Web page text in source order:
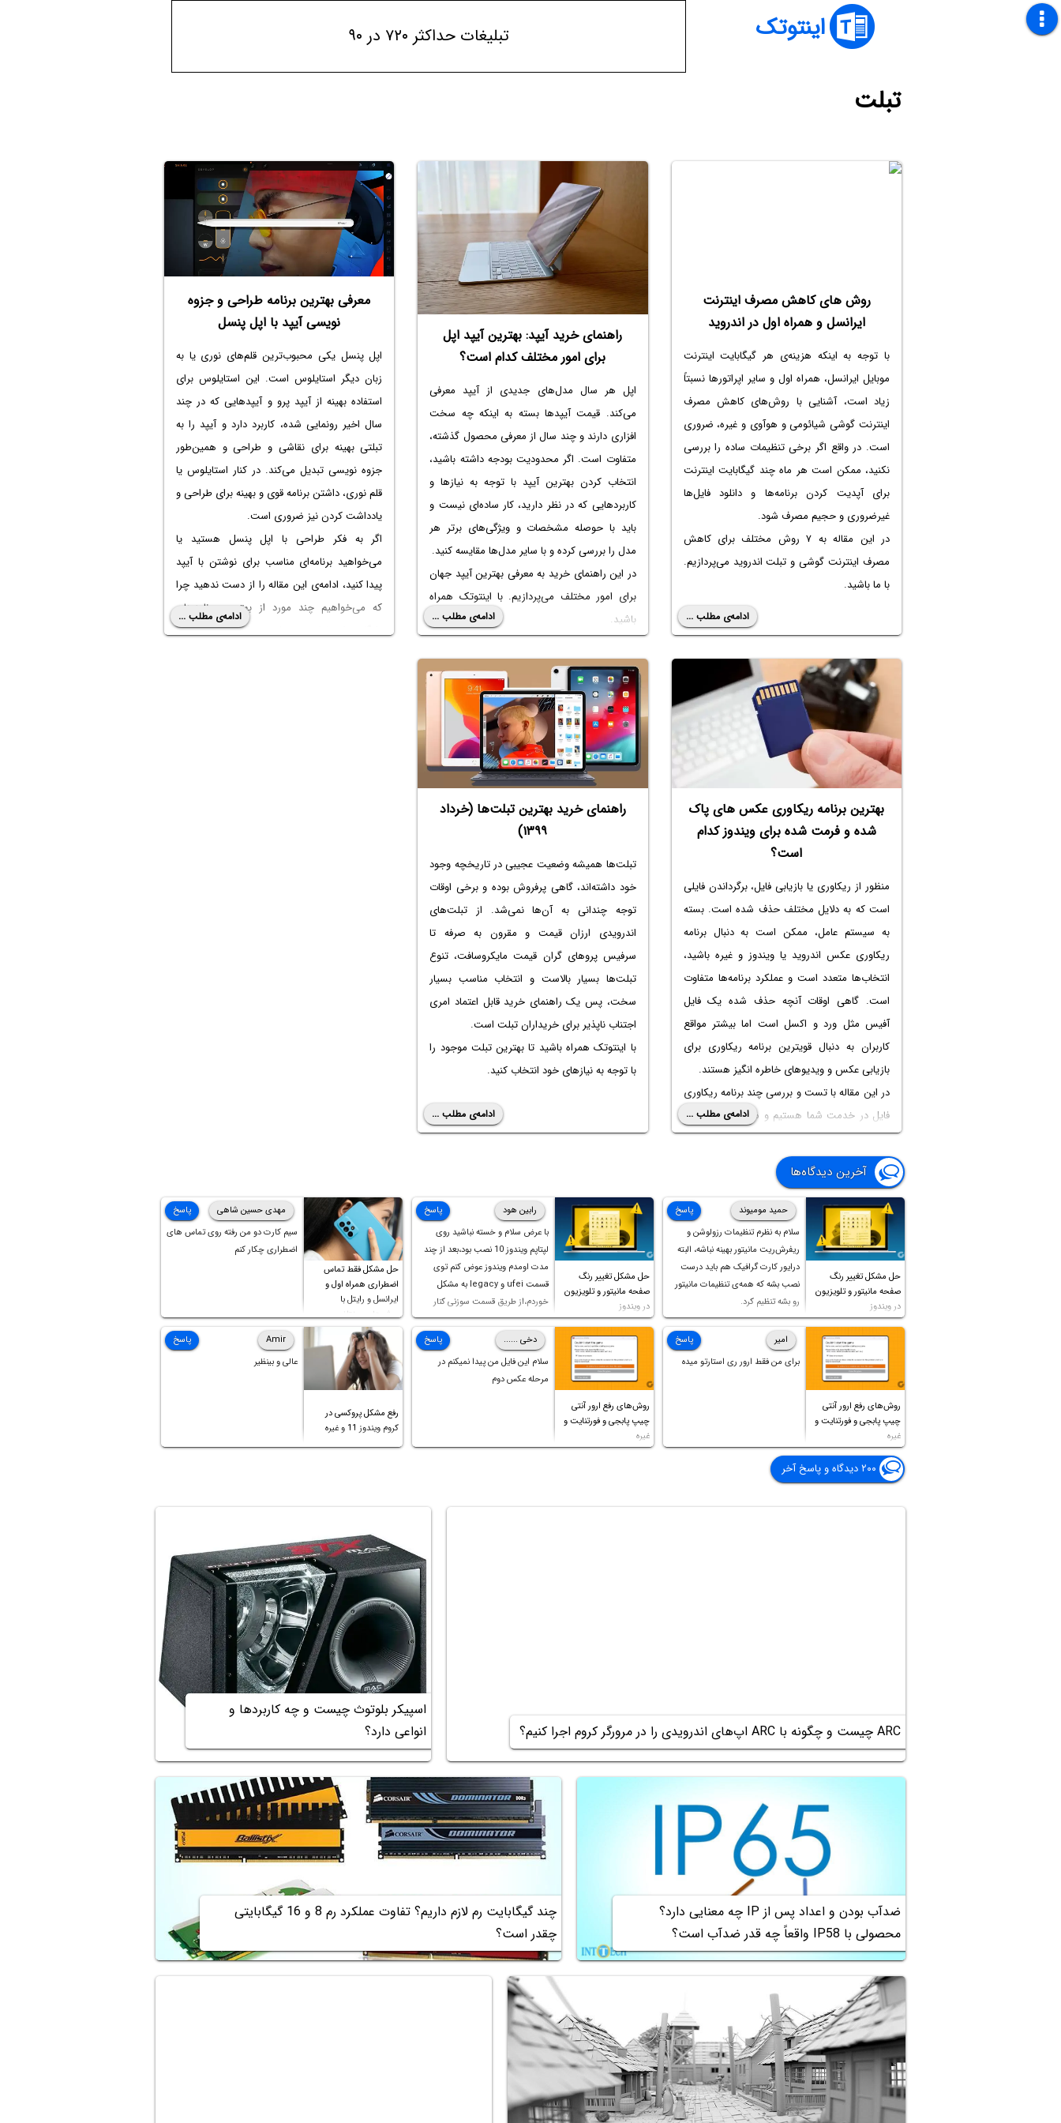
اینتوتک تبلیغات حداکثر ۷۲۰ در ۹۰
تبلت
روش های کاهش مصرف اینترنت
ایرانسل و همراه اول در اندروید
با توجه به اینکه هزینه‌ی هر گیگابایت اینترنت
موبایل ایرانسل، همراه اول و سایر اپراتورها نسبتاً
زیاد است، آشنایی با روش‌های کاهش مصرف
اینترنت گوشی شیائومیو هوآوی و غیره، ضروری
است. در واقع اگر برخی تنظیمات ساده را بررسی
نکنید، ممکن است هر ماه چند گیگابایت اینترنت
برای آپدیت کردن برنامه‌ها و دانلود فایل‌ها
غیرضروری و حجیم مصرف شود.
در این مقاله به ۷ روش مختلف برای کاهش
مصرف اینترنت گوشی و تبلت اندروید می‌پردازیم.
با ما باشید.
ادامه‌ی مطلب ...
راهنمای خرید آیپد: بهترین آیپد اپل
برای امور مختلف کدام است؟
اپل هر سال مدل‌های جدیدی از آیپد معرفی
می‌کند. قیمت آیپدها بسته به اینکه چه سخت
افزاری دارند و چند سال از معرفی محصول گذشته،
متفاوت است. اگر محدودیت بودجه داشته باشید،
انتخاب کردن بهترین آیپد با توجه به نیازها و
کاربردهایی که در نظر دارید، کار ساده‌ای نیست و
باید با حوصله مشخصات و ویژگی‌های برتر هر
مدل را بررسی کرده و با سایر مدل‌ها مقایسه کنید.
در این راهنمای خرید به معرفی بهترین آیپد جهان
برای امور مختلف می‌پردازیم. با اینتوتک همراه
باشید.
ادامه‌ی مطلب ...
معرفی بهترین برنامه طراحی و جزوه
نویسی آیپد با اپل پنسل
اپل پنسل یکی محبوب‌ترین قلم‌های نوری یا به
زبان دیگر استایلوس است. این استایلوس برای
استفاده بهینه از آیپد پرو و آیپدهایی که در چند
سال اخیر رونمایی شده، کاربرد دارد و آیپد را به
تبلتی بهینه برای نقاشی و طراحی و همین‌طور
جزوه نویسی تبدیل می‌کند. در کنار استایلوس یا
قلم نوری، داشتن برنامه قوی و بهینه برای طراحی و
یادداشت کردن نیز ضروری است.
اگر به فکرطراحی با اپل پنسل هستید یا
می‌خواهید برنامه‌ای مناسب براینوشتن با آیپد
پیدا کنید، ادامه‌ی این مقاله را از دست ندهید چرا
که می‌خواهیم چند مورد از بهترین برنامه‌های
رایگان برای طراحی و نوشتن به کمک اپل پنسل را
ادامه‌ی مطلب ...
بهترین برنامه ریکاوری عکس های پاک
شده و فرمت شده برای ویندوز کدام
است؟
منظور از ریکاوری یا بازیابی فایل، برگرداندن فایلی
است که به دلایل مختلف حذف شده است. بسته
به سیستم عامل، ممکن است به دنبالبرنامه
ریکاوری عکس اندروید یا ویندوز و غیره باشید،
انتخاب‌ها متعدد است و عملکرد برنامه‌ها متفاوت
است. گاهی اوقات آنچه حذف شده یک فایل
آفیس مثل ورد و اکسل است اما بیشتر مواقع
کاربران به دنبال قویترین برنامه ریکاوری برای
بازیابی عکس و ویدیوهای خاطره انگیز هستند.
در این مقاله با تست و بررسی چند برنامه ریکاوری
فایل در خدمت شما هستیم و می‌خواهیم یکی از
برنامه‌ها را به عنوانبهترین برنامه ریکاوری عکس
های پاک شدهاز کارت حافظه، معرفی کنیم.
ادامه‌ی مطلب ...
راهنمای خرید بهترین تبلت‌‌ها (خرداد
۱۳۹۹)
تبلت‌ها همیشه وضعیت عجیبی در تاریخچه وجود
خود داشته‌اند‌،‌ گاهی پرفروش بوده و برخی اوقات
توجه چندانی به آن‌ها نمی‌شد. از تبلت‌های
اندرویدی ارزان قیمت و مقرون به صرفه تا
سرفیس پروهای گران قیمت مایکروسافت، تنوع
تبلت‌ها بسیار بالاست و انتخاب مناسب بسیار
سخت، پس یک راهنمای خرید قابل اعتماد امری
اجتناب ناپذیر برای خریداران تبلت است.
با اینتوتک همراه باشید تا بهترین تبلت موجود را
با توجه به نیازهای خود انتخاب کنید.
ادامه‌ی مطلب ...
آخرین دیدگاه‌ها
حل مشکل تغییر رنگ
صفحه مانیتور و تلویزیون
در ویندوز
حمید مومیوند
سلام به نظرم تنظیمات رزولوشن و
ریفرش‌ریت مانیتور بهینه نباشه، البته
درایور کارت گرافیک هم باید درست
نصب بشه که همه‌ی تنظیمات مانیتور
رو بشه تنظیم کرد.
پاسخ
حل مشکل تغییر رنگ
صفحه مانیتور و تلویزیون
در ویندوز
رابین هود
با عرض سلام و خسته نباشید روی
لپتاپم ویندوز 10 نصب بود،بعد از چند
مدت اومدم ویندوز عوض کنم توی
قسمت ufei و legacy به مشکل
خوردم،از طریق قسمت سوزنی کنار
پورت هندزفری ،بوت رو ریست کردم و
خوشبختانه ویندوز جدید رو نصب
کردم،اما متاسفانه بانصب تمامی
درایورهای لپتاپ،بازهم نور و رنگ
صفحه چه موقع کار چه موقع پخش
پاسخ
حل مشکل فقط تماس
اضطراری همراه اول و
ایرانسل و رایتل با
روش‌های مختلف
مهدی حسین شاهی
سیم کارت دو من رفته روی تماس های
اضطراری چکار کنم
پاسخ
روش‌های رفع ارور آنتی
چیپ پابجی و فورتنایت و
غیره
امیر
برای من فقط ارور ری استارتو میده
پاسخ
روش‌های رفع ارور آنتی
چیپ پابجی و فورتنایت و
غیره
دخی ......
سلام این فایل من پیدا نمیکنم در
مرحله عکس دوم
پاسخ
رفع مشکل پروکسی در
کروم ویندوز 11 و غیره
Amir
عالی و بینظیر
پاسخ
۲۰۰ دیدگاه و پاسخ آخر
ARC چیست و چگونه با ARC اپ‌های اندرویدی را در مرورگر کروم اجرا کنیم؟
اسپیکر بلوتوث چیست و چه کاربردها و
انواعی دارد؟
ضدآب بودن و اعداد پس از IP چه معنایی دارد؟
محصولی با IP58 واقعاً چه قدر ضدآب است؟
چند گیگابایت رم لازم داریم؟ تفاوت عملکرد رم 8 و 16 گیگابایتی
چقدر است؟